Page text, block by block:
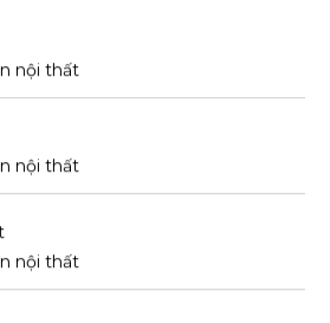
nội thất
nội thất
nội thất